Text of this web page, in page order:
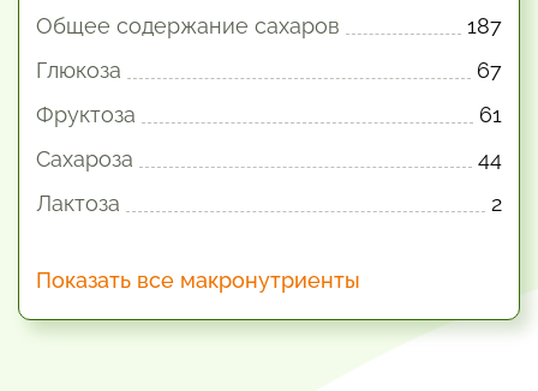
Общее содержание сахаров
187
Глюкоза
67
Фруктоза
61
Сахароза
44
Лактоза
2
Показать все макронутриенты